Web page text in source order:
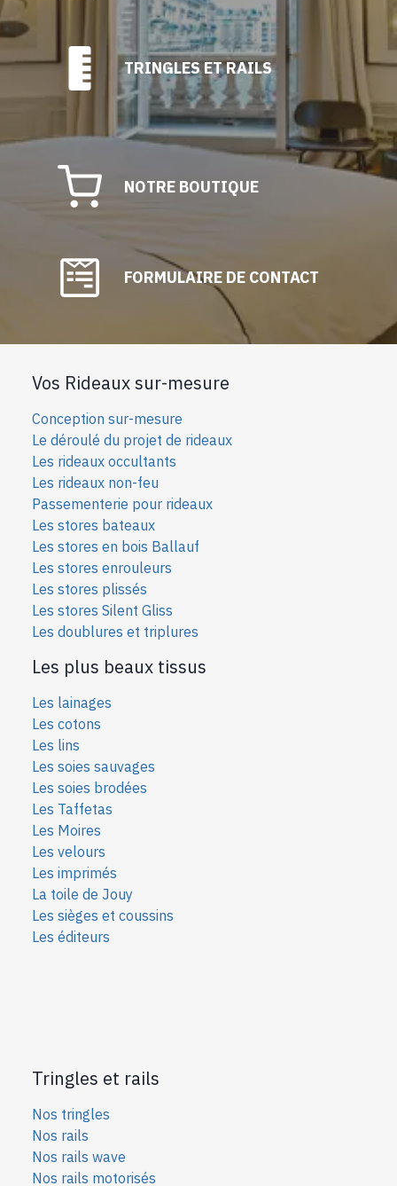
TRINGLES ET RAILS
NOTRE BOUTIQUE
FORMULAIRE DE CONTACT
Vos Rideaux sur-mesure
Conception sur-mesure
Le déroulé du projet de rideaux
Les rideaux occultants
Les rideaux non-feu
Passementerie pour rideaux
Les stores bateaux
Les stores en bois Ballauf
Les stores enrouleurs
Les stores plissés
Les stores Silent Gliss
Les doublures et triplures
Les plus beaux tissus
Les lainages
Les cotons
Les lins
Les soies sauvages
Les soies brodées
Les Taffetas
Les Moires
Les velours
Les imprimés
La toile de Jouy
Les sièges et coussins
Les éditeurs
Tringles et rails
Nos tringles
Nos rails
Nos rails wave
Nos rails motorisés